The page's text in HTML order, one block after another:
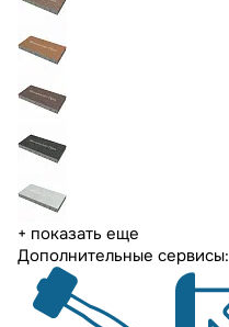
+ показать еще
Дополнительные сервисы: